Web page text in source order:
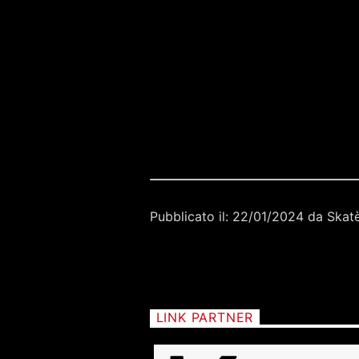
Pubblicato il: 22/01/2024 da
LINK PARTNER